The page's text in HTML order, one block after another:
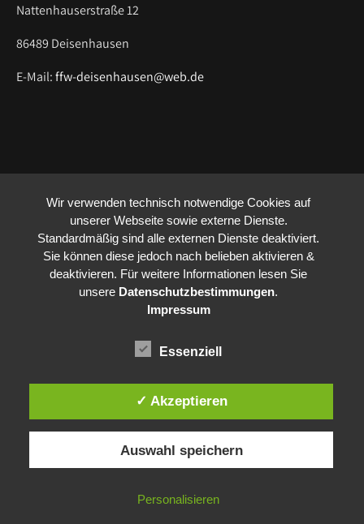
Nattenhauserstraße 12
86489 Deisenhausen
E-Mail:ffw-deisenhausen@web.de
Wir verwenden technisch notwendige Cookies auf
unserer Webseite sowie externe Dienste.
Standardmäßig sind alle externen Dienste deaktiviert.
Sie können diese jedoch nach belieben aktivieren &
deaktivieren. Für weitere Informationen lesen Sie
unsere Datenschutzbestimmungen.
Impressum
Essenziell
✓ Akzeptieren
Auswahl speichern
Personalisieren